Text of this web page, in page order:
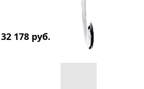
32 178 руб.